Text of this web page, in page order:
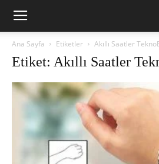
Ana Sayfa Etiketler Akıllı Saatler
Etiket: Akıllı Saatler